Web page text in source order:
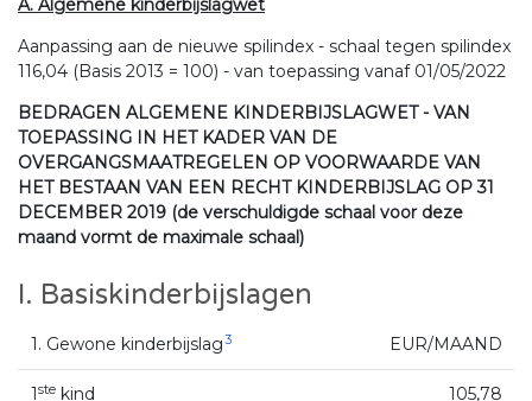
A. Algemene kinderbijslagwet
Aanpassing aan de nieuwe spilindex - schaal tegen spilindex
116,04 (Basis 2013 = 100) - van toepassing vanaf 01/05/2022
BEDRAGEN ALGEMENE KINDERBIJSLAGWET - VAN
TOEPASSING IN HET KADER VAN DE
OVERGANGSMAATREGELEN OP VOORWAARDE VAN
HET BESTAAN VAN EEN RECHT KINDERBIJSLAG OP 31
DECEMBER 2019 (de verschuldigde schaal voor deze
maand vormt de maximale schaal)
I. Basiskinderbijslagen
1. Gewone kinderbijslag3 EUR/MAAND
1stekind 105,78